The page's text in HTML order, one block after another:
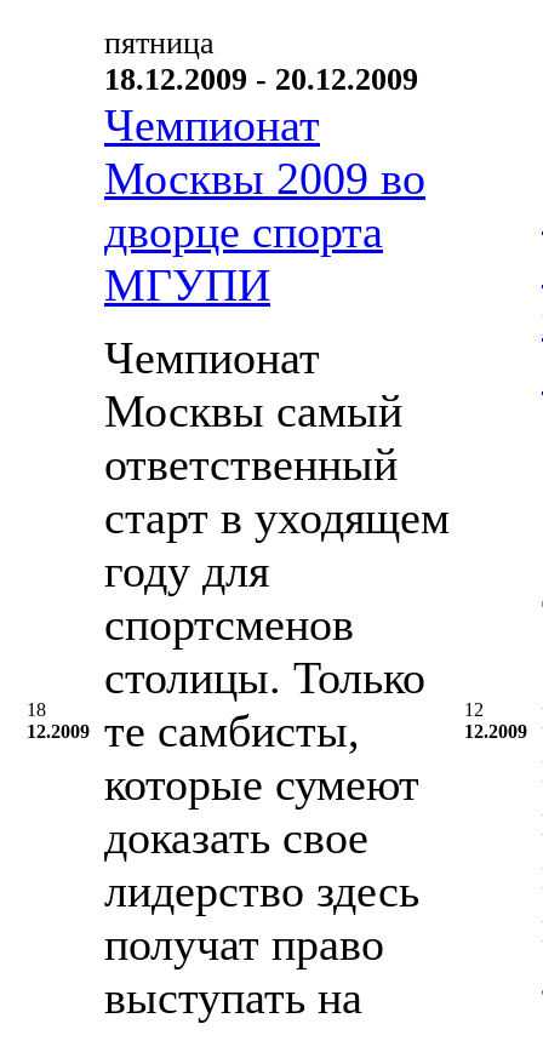
18
12.2009
пятница
18.12.2009 - 20.12.2009
Чемпионат
Москвы 2009 во
дворце спорта
МГУПИ
Чемпионат
Москвы самый
ответственный
старт в уходящем
году для
спортсменов
столицы. Только
те самбисты,
которые сумеют
доказать свое
лидерство здесь
получат право
выступать на
12
12.2009